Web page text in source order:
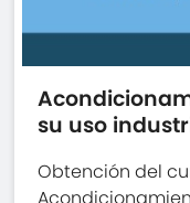
su uso
Obtención del